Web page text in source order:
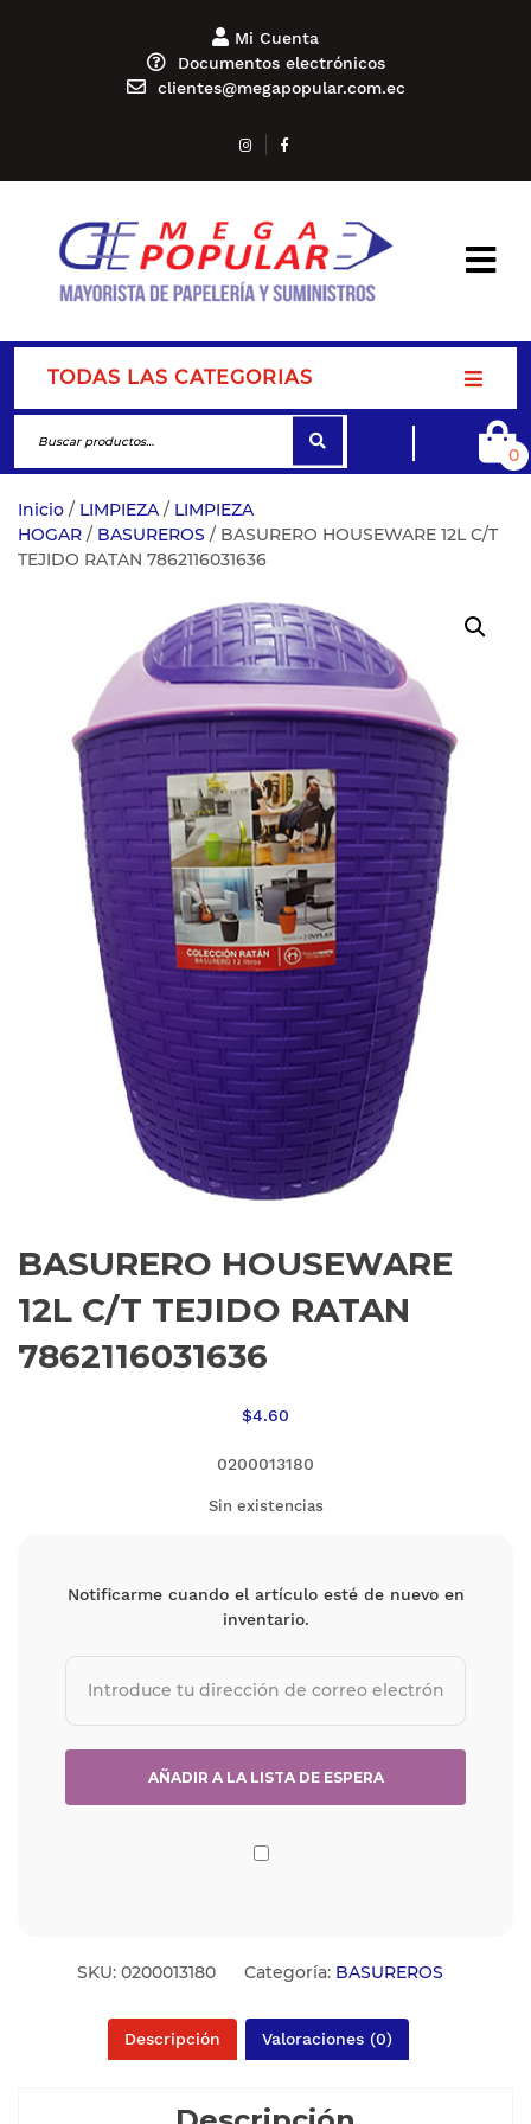
Mi Cuenta
Documentos electrónicos
clientes@megapopular.com.ec
TODAS LAS CATEGORIAS
0
Inicio / LIMPIEZA / LIMPIEZA
HOGAR / BASUREROS / BASURERO HOUSEWARE 12L C/T
TEJIDO RATAN 7862116031636
BASURERO HOUSEWARE
12L C/T TEJIDO RATAN
7862116031636
$4.60
0200013180
Sin existencias
Notificarme cuando el artículo esté de nuevo en
inventario.
SKU: 0200013180 Categoría: BASUREROS
Descripción Valoraciones (0)